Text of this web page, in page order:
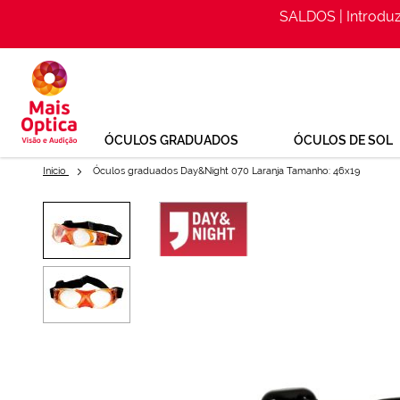
SALDOS |
ÓCULOS GRADUADOS ÓCULOS DE SOL
Início Óculos graduados Day&Night 070 Laranja Tamanho: 46x19
Óculos graduados Day&Night
Optica
para
da
Galeria
de